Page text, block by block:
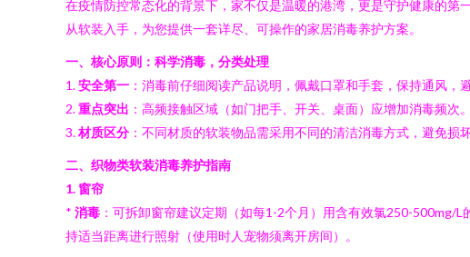
在疫情防控常态化的背景下，家不仅是温暖的港湾，更是守护健康的
从软装入手，为您提供一套详尽、可操作的家居消毒养护方案。
一、核心原则：科学消毒，分类处理
1.安全第一 ：消毒前仔细阅读产品说明，佩戴口罩和手套，保持通风，
2.重点突出 ：高频接触区域（如门把手、开关、桌面）应增加消毒频次。
3.材质区分 ：不同材质的软装物品需采用不同的清洁消毒方式，避免损坏
二、织物类软装消毒养护指南
1. 窗帘
* 消毒 ：可拆卸窗帘建议定期（如每1-2个月）用含有效氯250-500mg/
持适当距离进行照射（使用时人宠物须离开房间）。